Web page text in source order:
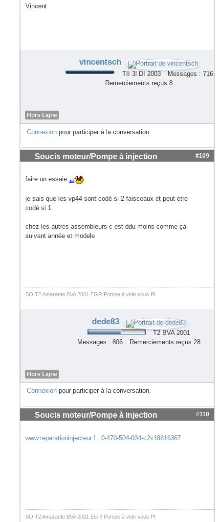
Vincent
vincentsch
TII 3l DI 2003
Messages : 716
Remerciements reçus 8
Hors Ligne
Connexion pour participer à la conversation.
Soucis moteur/Pompe à injection #109
faire un essaie
je sais que les vp44 sont codé si 2 faisceaux et peut etre
codé si 1
chez les autres assembleurs c est ddu moins comme ça
suivant année et modele
BO T2 Amarante BVA 2001 EGR Pompe à vide sous PI
dede83
T2 BVA 2001
Messages : 806
Remerciements reçus 28
Hors Ligne
Connexion pour participer à la conversation.
Soucis moteur/Pompe à injection #110
www.reparationinjecteur.f...0-470-504-034-c2x18616367
BO T2 Amarante BVA 2001 EGR Pompe à vide sous PI